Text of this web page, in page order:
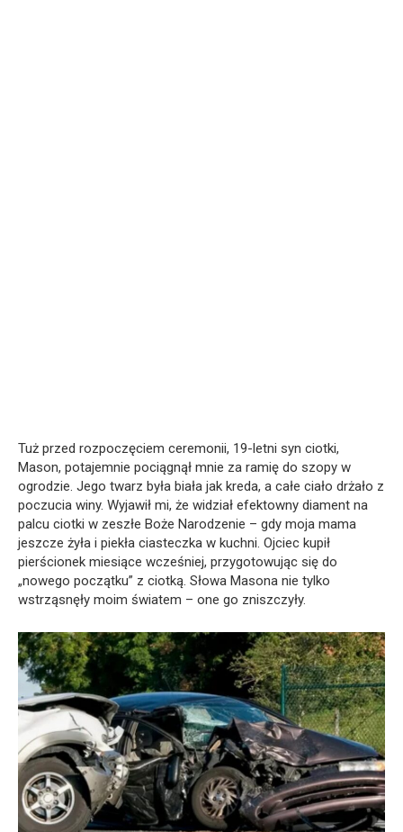
Tuż przed rozpoczęciem ceremonii, 19-letni syn ciotki,
Mason, potajemnie pociągnął mnie za ramię do szopy w
ogrodzie. Jego twarz była biała jak kreda, a całe ciało drżało z
poczucia winy. Wyjawił mi, że widział efektowny diament na
palcu ciotki w zeszłe Boże Narodzenie – gdy moja mama
jeszcze żyła i piekła ciasteczka w kuchni. Ojciec kupił
pierścionek miesiące wcześniej, przygotowując się do
„nowego początku” z ciotką. Słowa Masona nie tylko
wstrząsnęły moim światem – one go zniszczyły.